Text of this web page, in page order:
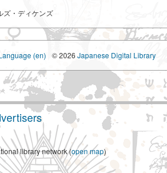
ズ・ディケンズ
(en) © 2026 Japanese Digital Library
library network (open map)